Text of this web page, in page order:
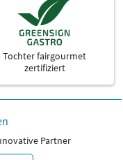
Tochter fairgourmet
zertifiziert
Partner